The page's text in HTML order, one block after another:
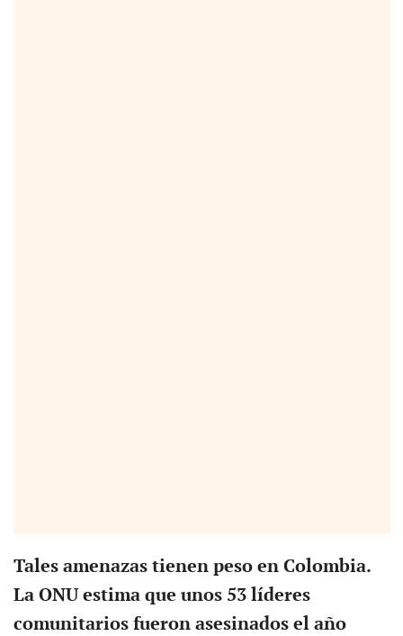
Tales amenazas tienen peso en Colombia.
La ONU estima que unos 53 líderes
comunitarios fueron asesinados el año